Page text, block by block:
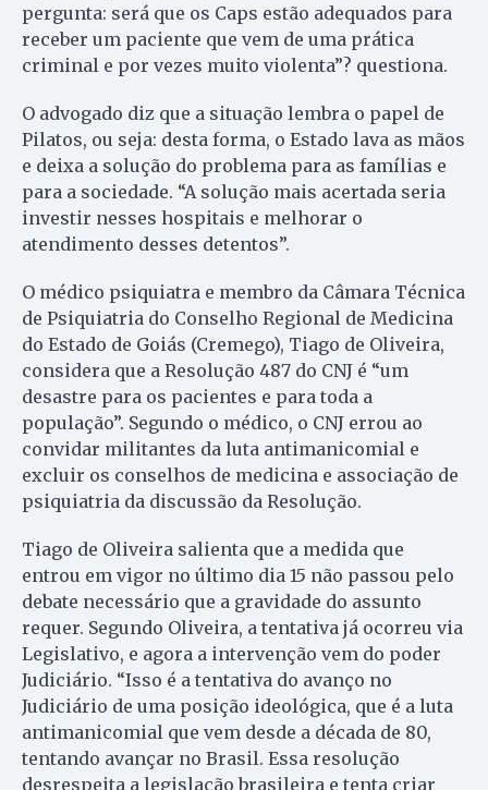
pergunta: será que os Caps estão adequados para
receber um paciente que vem de uma prática
criminal e por vezes muito violenta”? questiona.
O advogado diz que a situação lembra o papel de
Pilatos, ou seja: desta forma, o Estado lava as mãos
e deixa a solução do problema para as famílias e
para a sociedade. “A solução mais acertada seria
investir nesses hospitais e melhorar o
atendimento desses detentos”.
O médico psiquiatra e membro da Câmara Técnica
de Psiquiatria do Conselho Regional de Medicina
do Estado de Goiás (Cremego), Tiago de Oliveira,
considera que a Resolução 487 do CNJ é “um
desastre para os pacientes e para toda a
população”. Segundo o médico, o CNJ errou ao
convidar militantes da luta antimanicomial e
excluir os conselhos de medicina e associação de
psiquiatria da discussão da Resolução.
Tiago de Oliveira salienta que a medida que
entrou em vigor no último dia 15 não passou pelo
debate necessário que a gravidade do assunto
requer. Segundo Oliveira, a tentativa já ocorreu via
Legislativo, e agora a intervenção vem do poder
Judiciário. “Isso é a tentativa do avanço no
Judiciário de uma posição ideológica, que é a luta
antimanicomial que vem desde a década de 80,
tentando avançar no Brasil. Essa resolução
desrespeita a legislação brasileira e tenta criar